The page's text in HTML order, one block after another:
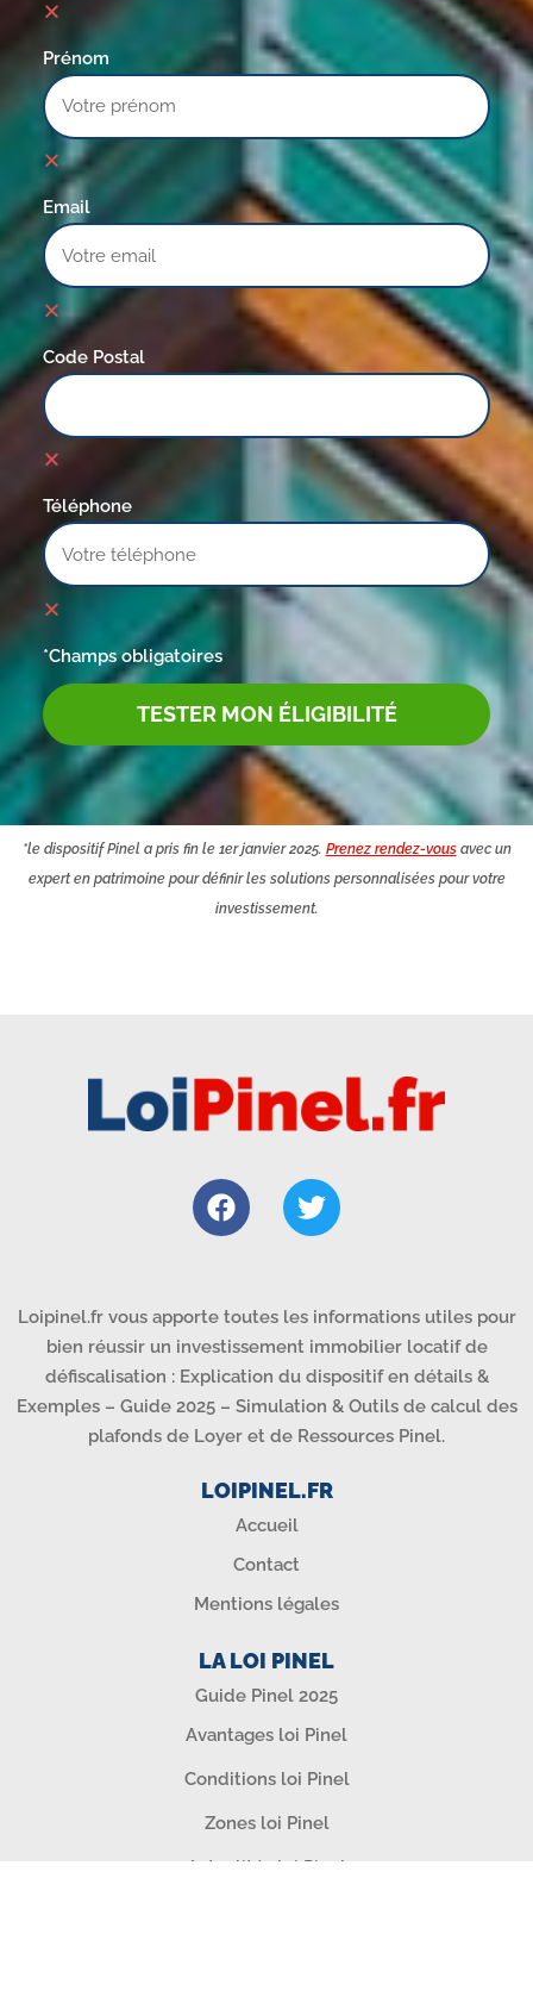
Prénom
Email
Code Postal
Téléphone
*Champs obligatoires
TESTER MON ÉLIGIBILITÉ
*le dispositif Pinel a pris fin le 1er janvier 2025. Prenez rendez-vousavec un
expert en patrimoine pour définir les solutions personnalisées pour votre
investissement.
Loipinel.fr vous apporte toutes les informations utiles pour
bien réussir un investissement immobilier locatif de
défiscalisation : Explication du dispositif en détails &
Exemples – Guide 2025 – Simulation & Outils de calcul des
plafonds de Loyer et de Ressources Pinel.
LOIPINEL.FR
Accueil
Contact
Mentions légales
LA LOI PINEL
Guide Pinel 2025
Avantages loi Pinel
Conditions loi Pinel
Zones loi Pinel
Actualités loi Pinel